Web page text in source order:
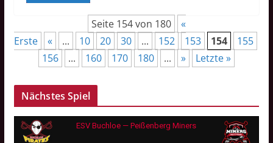
Seite 154 von 180
«
Erste
« ... 10 20 30 ... 152 153 154
155
156
... 160 170 180 ... » Letzte »
Nächstes Spiel
ESV Buchloe — Peißenberg Miners